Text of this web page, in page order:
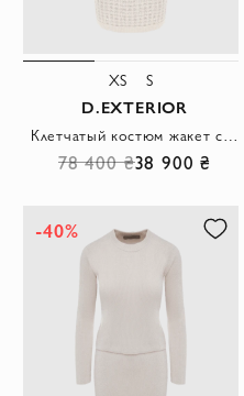
XS S
D.EXTERIOR
Клетчатый костюм жакет с юбкой с пайетками
78 400 ₴38 900 ₴
-40%